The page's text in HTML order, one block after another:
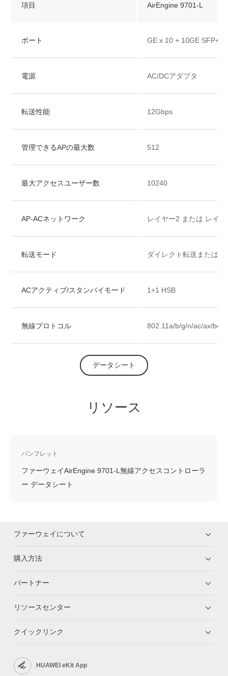
項目 AirEngine 9701-L
ポート GE x 10 + 10GE SFP+ x
電源 AC/DCアダプタ
転送性能 12Gbps
管理できるAPの最大数 512
最大アクセスユーザー数 10240
AP-ACネットワーク レイヤー2 または レイ
転送モード ダイレクト転送またはト
ACアクティブ/スタンバイモード 1+1 HSB
無線プロトコル 802.11a/b/g/n/ac/ax/be
データシート
リソース
パンフレット
ファーウェイAirEngine 9701-L無線アクセスコントローラ
ー データシート
ファーウェイについて
購入方法
パートナー
リソースセンター
クイックリンク
HUAWEI eKit App